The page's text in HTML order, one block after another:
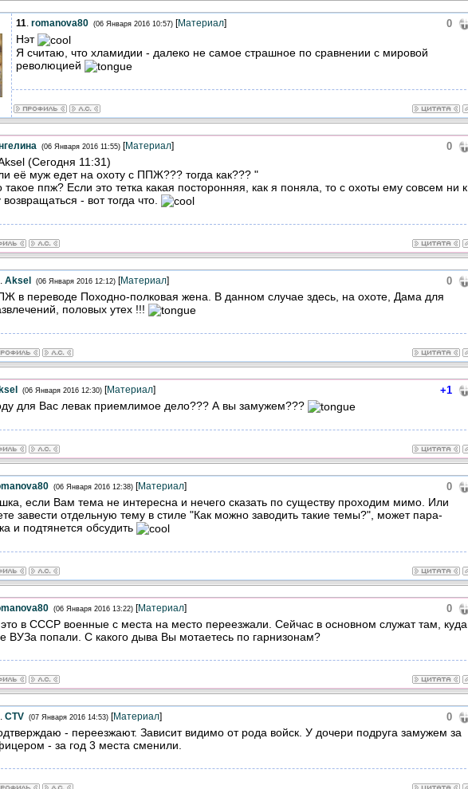
0
11. romanova80 (06 Января 2016 10:57)[Материал]
Нэт
Я считаю, что хламидии - далеко не самое страшное по сравнении с мировой
революцией
0
(06 Января 2016 11:55)[Материал]
(Сегодня 11:31)
её муж едет на охоту с ППЖ??? тогда как??? "
такое ппж? Если это тетка какая посторонняя, как я поняла, то с охоты ему совсем ни к
- вот тогда что.
0
. Aksel (06 Января 2016 12:12)[Материал]
в переводе Походно-полковая жена. В данном случае здесь, на охоте, Дама для
половых утех !!!
+1
(06 Января 2016 12:30)[Материал]
для Вас левак приемлимое дело??? А вы замужем???
0
(06 Января 2016 12:38)[Материал]
если Вам тема не интересна и нечего сказать по существу проходим мимо. Или
завести отдельную тему в стиле "Как можно заводить такие темы?", может пара-
и подтянется обсудить
0
(06 Января 2016 13:22)[Материал]
в СССР военные с места на место переезжали. Сейчас в основном служат там, куда
ВУЗа попали. С какого дыва Вы мотаетесь по гарнизонам?
0
. CTV (07 Января 2016 14:53)[Материал]
- переезжают. Зависит видимо от рода войск. У дочери подруга замужем за
- за год 3 места сменили.